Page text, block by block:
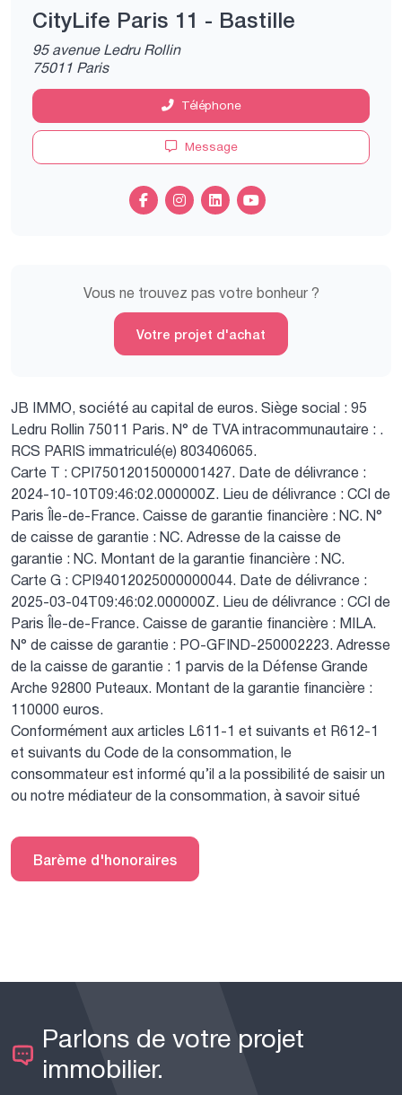
CityLife Paris 11 - Bastille
95 avenue Ledru Rollin
75011 Paris
Téléphone
Message
Vous ne trouvez pas votre bonheur ?
Votre projet d'achat
JB IMMO, société au capital de euros. Siège social : 95
Ledru Rollin 75011 Paris. N° de TVA intracommunautaire : .
RCS PARIS immatriculé(e) 803406065.
Carte T : CPI75012015000001427. Date de délivrance :
2024-10-10T09:46:02.000000Z. Lieu de délivrance : CCI de
Paris Île-de-France. Caisse de garantie financière : NC. N°
de caisse de garantie : NC. Adresse de la caisse de
garantie : NC. Montant de la garantie financière : NC.
Carte G : CPI94012025000000044. Date de délivrance :
2025-03-04T09:46:02.000000Z. Lieu de délivrance : CCI de
Paris Île-de-France. Caisse de garantie financière : MILA.
N° de caisse de garantie : PO-GFIND-250002223. Adresse
de la caisse de garantie : 1 parvis de la Défense Grande
Arche 92800 Puteaux. Montant de la garantie financière :
110000 euros.
Conformément aux articles L611-1 et suivants et R612-1
et suivants du Code de la consommation, le
consommateur est informé qu’il a la possibilité de saisir un
ou notre médiateur de la consommation, à savoir situé
Barème d'honoraires
Parlons de votre projet
immobilier.